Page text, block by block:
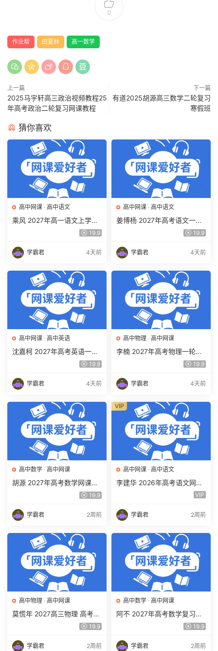
0
作业帮 田夏林 高一数学
上一篇
2025马宇轩高三政治视频教程25
年高考政治二轮复习网课教程
下一篇
有道2025胡源高三数学二轮复习
寒假班
猜你喜欢
高中网课 · 高中语文
乘风 2027年高一语文上学期
网课教程 高一语文 暑假班视
19.9
学霸君 4天前
高中网课 · 高中语文
姜博杨 2027年高考语文一轮
复习网课教程 高三语文 上学
下载
19.9
学霸君 4天前
高中网课 · 高中英语
沈嘉柯 2027年高考英语一轮
复习网课教程 高三英语 上学
下载
19.9
学霸君 4天前
高中物理 · 高中网课
李楠 2027年高考物理一轮复
习网课教程 高三物理 上学期
载
19.9
学霸君 4天前
高中数学 · 高中网课
胡源 2027年高考数学网课教
程 高三数学 一轮复习暑假班
19.9
学霸君 2周前
高中网课 · 高中语文
李建华 2026年高考语文网课
教程 高三语文 a+二三轮复习
VIP
学霸君 2周前
VIP
高中物理 · 高中网课
莫慌年 2027高三物理 高考物
19.9
学霸君 2周前
高中数学 · 高中网课
阿不 2027年高考数学复习网
课教程 高三数学 一轮复习视
19.9
学霸君 2周前